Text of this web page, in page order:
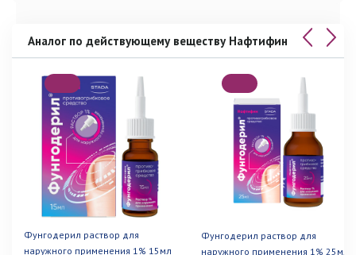
Аналог по действующему веществу Нафтифин
Фунгодерил раствор для
наружного применения 1% 15мл
Фунгодерил раствор для
наружного применения 1% 25мл